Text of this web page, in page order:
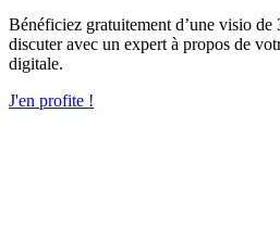
Bénéficiez gratuitement d’une visio de
discuter avec un expert à propos de
digitale.
J'en profite !